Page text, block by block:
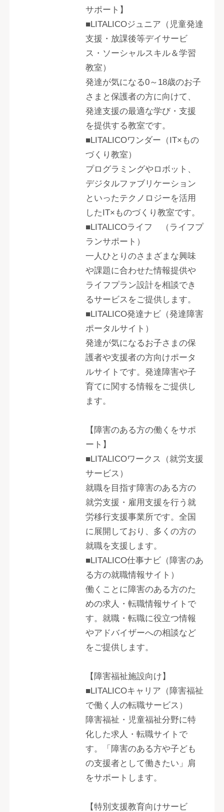
サポート】
■LITALICOジュニア（児童発達
支援・放課後等デイサービ
ス・ソーシャルスキル＆学習
教室）
発達が気になる0～18歳のお子
さまと保護者の方に向けて、
発達支援の最適な学び・支援
を提供する教室です。
■LITALICOワンダー（IT×もの
づくり教室）
プログラミングやロボット、
デジタルファブリケーション
といったテクノロジーを活用
したIT×ものづくり教室です。
■LITALICOライフ （ライフプ
ランサポート）
一人ひとりのさまざまな興味
や課題に合わせた情報提供や
ライフプラン設計を相談でき
るサービスをご提供します。
■LITALICO発達ナビ（発達障害
ポータルサイト）
発達が気になるお子さまの保
護者や支援者の方向けポータ
ルサイトです。発達障害や子
育てに関する情報をご提供し
ます。
【障害のある方の働くをサポ
ート】
■LITALICOワークス（就労支援
サービス）
就職を目指す障害のある方の
就労支援・雇用支援を行う就
労移行支援事業所です。全国
に展開しており、多くの方の
就職を支援します。
■LITALICO仕事ナビ（障害のあ
る方の就職情報サイト）
働くことに障害のある方のた
めの求人・転職情報サイトで
す。就職・転職に役立つ情報
やアドバイザーへの相談など
をご提供します。
【障害福祉施設向け】
■LITALICOキャリア（障害福祉
で働く人の転職サービス）
障害福祉・児童福祉分野に特
化した求人・転職サイトで
す。「障害のある方や子ども
の支援者として働きたい」肩
をサポートします。
【特別支援教育向けサービ